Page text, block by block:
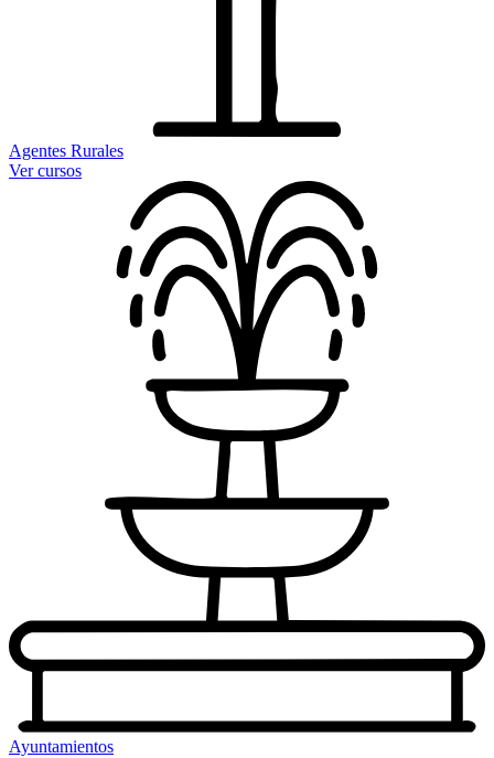
Agentes Rurales
Ver cursos
Ayuntamientos